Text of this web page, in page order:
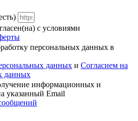
с условиями
персональных данных в
данных и Согласием на
данных
информационных и
указанный Email